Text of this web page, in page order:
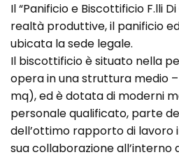
Il “Panificio e Biscottificio F.lli
realtà produttive, il panificio
ubicata la sede legale.
Il biscottificio è situato nella
opera in una struttura medio
mq), ed è dotata di moderni
personale qualificato, parte
dell’ottimo rapporto di lavoro
sua collaborazione all’interno